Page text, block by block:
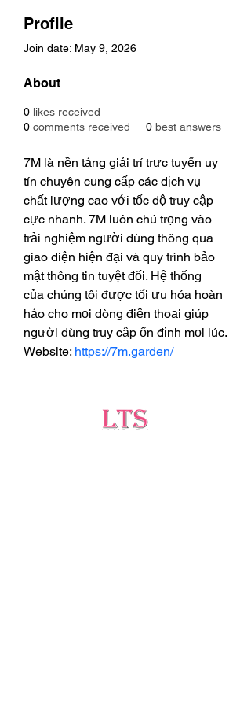
Profile
Join date: May 9, 2026
About
0 likes received
0 comments received 0 best answers
7M là nền tảng giải trí trực tuyến uy
tín chuyên cung cấp các dịch vụ
chất lượng cao với tốc độ truy cập
cực nhanh. 7M luôn chú trọng vào
trải nghiệm người dùng thông qua
giao diện hiện đại và quy trình bảo
mật thông tin tuyệt đối. Hệ thống
của chúng tôi được tối ưu hóa hoàn
hảo cho mọi dòng điện thoại giúp
người dùng truy cập ổn định mọi lúc.
Website: https://7m.garden/